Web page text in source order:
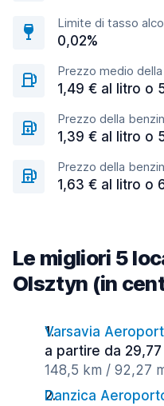
Limite di tasso
0,02%
Prezzo medio
1,49 € al litro o
Prezzo della
1,39 € al litro o
Prezzo della
1,63 € al litro o
Le migliori 5
Olsztyn (in
Varsavia
a partire da
148,5 km / 92,27
Danzica